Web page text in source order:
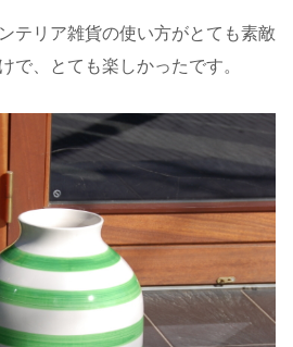
テリア雑貨の使い方がとても素敵
で、とても楽しかったです。